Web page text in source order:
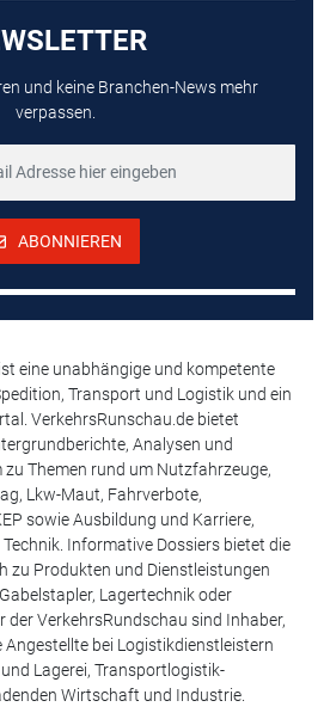
und keine Branchen-News mehr
verpassen.
ABONNIEREN
eine unabhängige und kompetente
Transport und Logistik und ein
VerkehrsRunschau.de bietet
Analysen und
Themen rund um Nutzfahrzeuge,
Lkw-Maut, Fahrverbote,
sowie Ausbildung und Karriere,
Informative Dossiers bietet die
zu Produkten und Dienstleistungen
Lagertechnik oder
der VerkehrsRundschau sind Inhaber,
bei Logistikdienstleistern
Lagerei, Transportlogistik-
Wirtschaft und Industrie.